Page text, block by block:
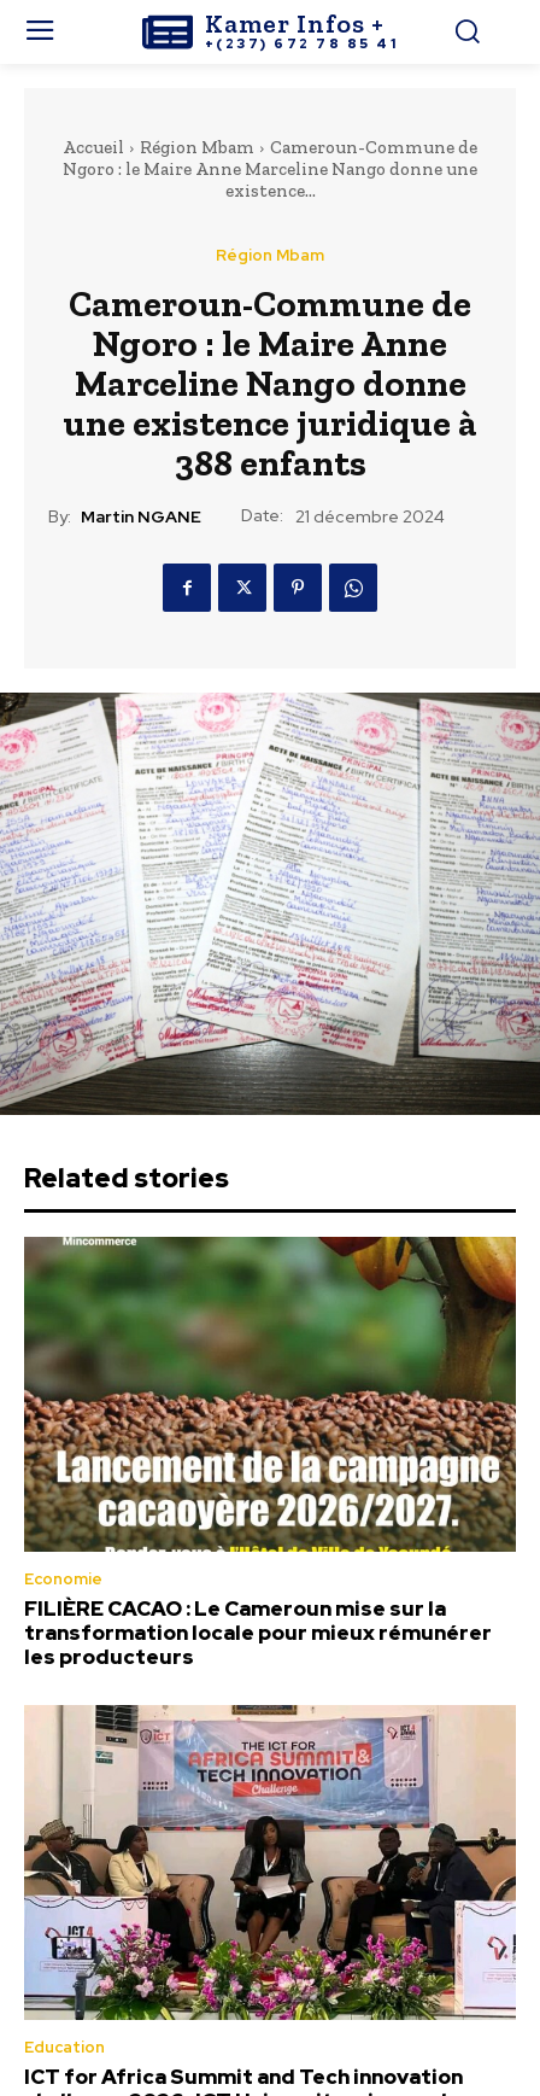
Kamer Infos +
+(237) 672 78 85 41
Accueil Région Mbam
Cameroun-Commune de
Ngoro : le Maire Anne Marceline Nango donne une
existence...
Région Mbam
Cameroun-Commune de
Ngoro : le Maire Anne
Marceline Nango donne
une existence juridique à
388 enfants
By: Martin NGANE Date: 21 décembre 2024
Related stories
Economie
FILIÈRE CACAO : Le Cameroun mise sur la
transformation locale pour mieux rémunérer
les producteurs
Education
ICT for Africa Summit and Tech innovation